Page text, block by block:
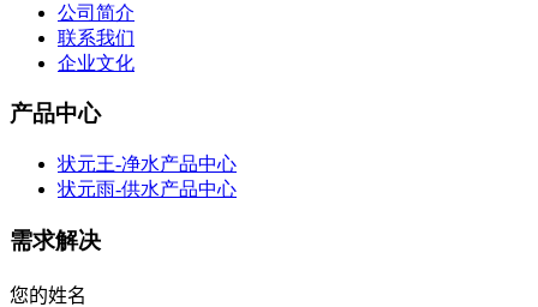
公司简介
联系我们
企业文化
产品中心
状元王-净水产品中心
状元雨-供水产品中心
需求解决
您的姓名